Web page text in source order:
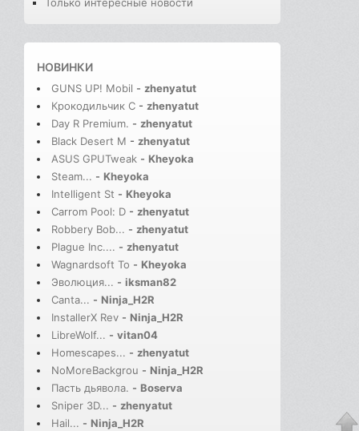
Только интересные новости
НОВИНКИ
GUNS UP! Mobil - zhenyatut
Крокодильчик С - zhenyatut
Day R Premium. - zhenyatut
Black Desert M - zhenyatut
ASUS GPUTweak - Kheyoka
Steam... - Kheyoka
Intelligent St - Kheyoka
Carrom Pool: D - zhenyatut
Robbery Bob... - zhenyatut
Plague Inc.... - zhenyatut
Wagnardsoft To - Kheyoka
Эволюция... - iksman82
Canta... - Ninja_H2R
InstallerX Rev - Ninja_H2R
LibreWolf... - vitan04
Homescapes... - zhenyatut
NoMoreBackgrou - Ninja_H2R
Пасть дьявола. - Boserva
Sniper 3D... - zhenyatut
Hail... - Ninja_H2R